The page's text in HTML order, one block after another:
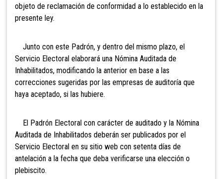
objeto de reclamación de conformidad a lo establecido en la
presente ley.
Junto con este Padrón, y dentro del mismo plazo, el
Servicio Electoral elaborará una Nómina Auditada de
Inhabilitados, modificando la anterior en base a las
correcciones sugeridas por las empresas de auditoría que
haya aceptado, si las hubiere.
El Padrón Electoral con carácter de auditado y la Nómina
Auditada de Inhabilitados deberán ser publicados por el
Servicio Electoral en su sitio web con setenta días de
antelación a la fecha que deba verificarse una elección o
plebiscito.